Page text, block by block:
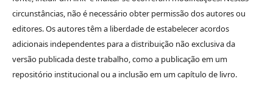
circunstâncias, não é necessário obter permissão dos autores ou
editores. Os autores têm a liberdade de estabelecer acordos
adicionais independentes para a distribuição não exclusiva da
versão publicada deste trabalho, como a publicação em um
repositório institucional ou a inclusão em um capítulo de livro.